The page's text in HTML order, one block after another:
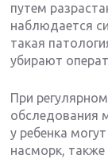
путем
наблюдается
такая
убирают
При
обследования
у ребенка
насморк,